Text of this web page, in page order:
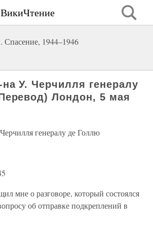
ВикиЧтение
1944–1946
на У. Черчилля генералу
Лондон, 5 мая
генералу де Голлю
мне о разговоре, который состоялся
об отправке подкреплений в